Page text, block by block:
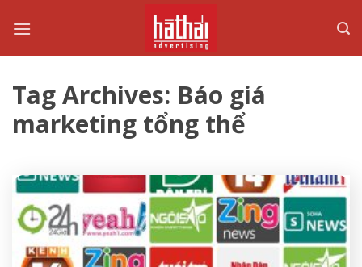
Tag Archives: Báo giá
marketing tổng thể